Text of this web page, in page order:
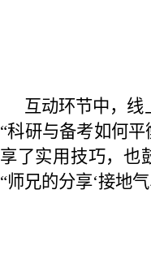
互动环节中，线
“科研与备考如何
享了实用技巧，也
“师兄的分享‘接地